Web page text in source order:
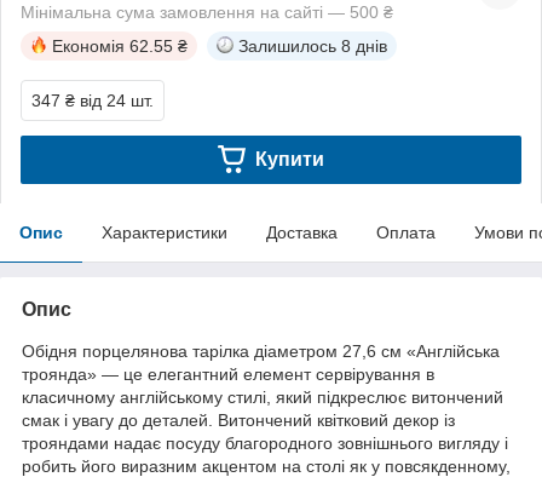
Мінімальна сума замовлення на сайті — 500 ₴
Економія 62.55 ₴ Залишилось 8 днів
347 ₴ від 24 шт.
Купити
Опис Характеристики Доставка Оплата Умови
Опис
Обідня порцелянова тарілка діаметром 27,6 см «Англійська
троянда» — це елегантний елемент сервірування в
класичному англійському стилі, який підкреслює витончений
смак і увагу до деталей. Витончений квітковий декор із
трояндами надає посуду благородного зовнішнього вигляду і
робить його виразним акцентом на столі як у повсякденному,